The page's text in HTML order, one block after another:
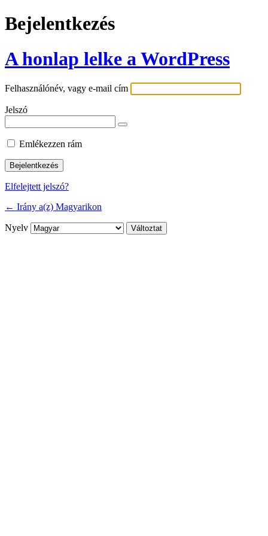
Bejelentkezés
A honlap lelke a WordPress
Felhasználónév, vagy e-mail cím
Jelszó
Emlékezzen rám
Elfelejtett jelszó?
← Irány a(z) Magyarikon
Nyelv